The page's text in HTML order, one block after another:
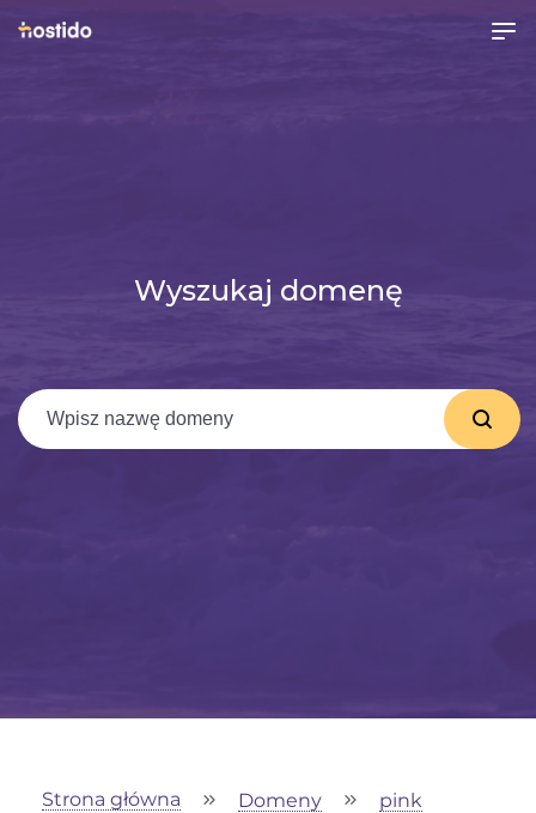
Wyszukaj domenę
Strona główna Domeny pink